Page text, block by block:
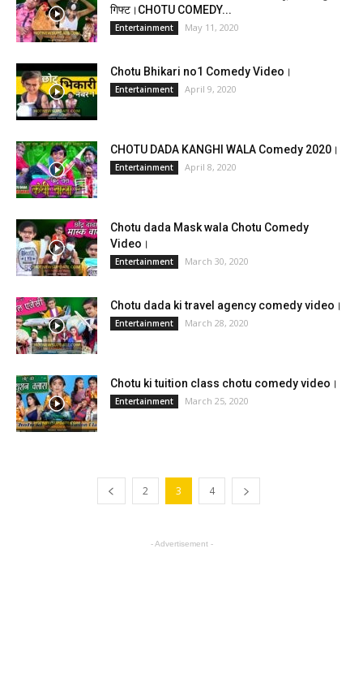
गिफ्ट।CHOTU COMEDY...
Entertainment May 11, 2020
Chotu Bhikari no1 Comedy Video।
Entertainment April 9, 2020
CHOTU DADA KANGHI WALA Comedy 2020।
Entertainment April 8, 2020
Chotu dada Mask wala Chotu Comedy
Video।
Entertainment March 30, 2020
Chotu dada ki travel agency comedy video।
Entertainment March 28, 2020
Chotu ki tuition class chotu comedy video।
Entertainment March 25, 2020
2 3 4
- Advertisement -